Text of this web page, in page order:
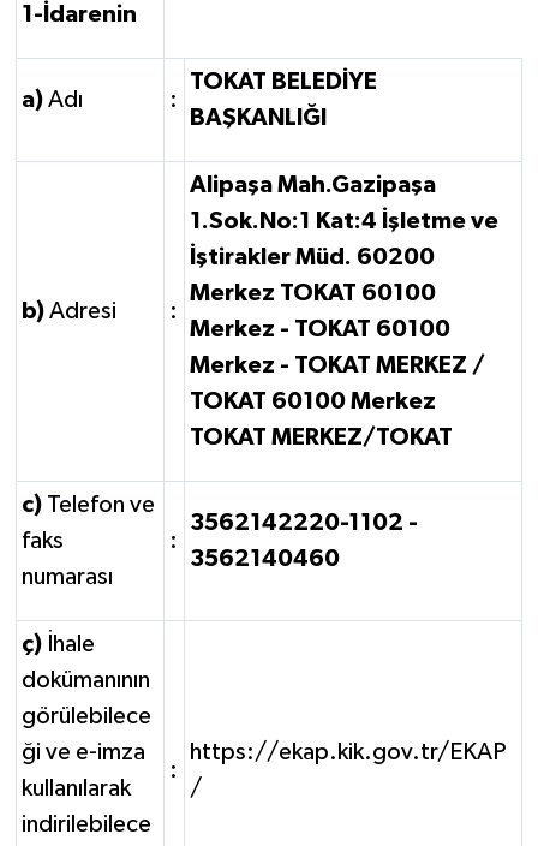
1-İdarenin
a) Adı :
TOKAT BELEDİYE
BAŞKANLIĞI
b) Adresi :
Alipaşa Mah.Gazipaşa
1.Sok.No:1 Kat:4 İşletme ve
İştirakler Müd. 60200
Merkez TOKAT 60100
Merkez - TOKAT 60100
Merkez - TOKAT MERKEZ /
TOKAT 60100 Merkez
TOKAT MERKEZ/TOKAT
c) Telefon ve
faks
numarası
:
3562142220-1102 -
3562140460
ç) İhale
dokümanının
görülebilece
ği ve e-imza
kullanılarak
indirilebilece
:
https://ekap.kik.gov.tr/EKAP
/